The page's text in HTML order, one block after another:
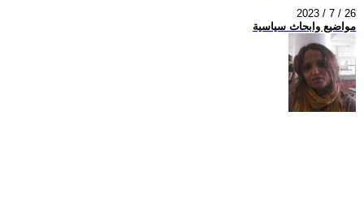
2023 / 7 / 26
مواضيع وابحاث سياسية